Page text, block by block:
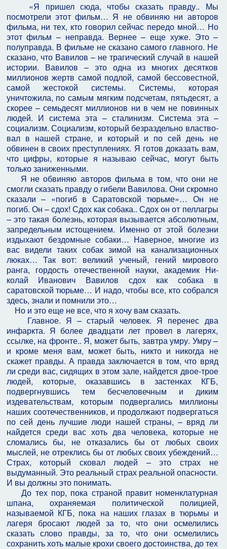
«Я пришел сюда, чтобы сказать правду.. Мы
посмотрели этот фильм… Я не обвиняю ни авторов
фильма, ни тех, кто говорил сейчас передо мной… Но
этот фильм – неправда. Вернее – еще хуже. Это –
полуправда. В филь­ме не сказано самого главного. Не
сказано, что Вавилов – не трагический случай в нашей
истории. Вавилов – это одна из многих десятков
миллионов жертв самой подлой, самой бессовестной,
самой жестокой системы. Системы, которая
уничтожила, по самым мягким подсчетам, пятьдесят, а
скорее – семьдесят миллионов ни в чем не повинных
людей. И система эта – стали­низм. Система эта –
социализм. Социализм, который безраздельно властво­
вал в нашей стране, и который и по сей день не
обвинен в своих преступле­ниях. Я готов доказать вам,
что цифры, которые я называю сейчас, могут быть
только заниженными.
Я не обвиняю авторов фильма в том, что они не
смогли сказать прав­ду о гибели Вавилова. Они скромно
сказали – «погиб в Саратовской тюрь­ме»… Он не
погиб. Он – сдох! Сдох как собака.. Сдох он от пеллагры
– это такая болезнь, которая вызывается абсолютным,
запредельным истощением. Именно от этой болезни
издыхают бездомные собаки… Наверное, многие из
вас видели таких собак зимой на канализационных
люках… Так вот: великий ученый, гений мирового
ранга, гордость отечественной науки, академик Ни­
колай Иванович Вавилов сдох как собака в
саратовской тюрьме… И надо, чтобы все, кто собрался
здесь, знали и помнили это…
Но и это еще не все, что я хочу вам сказать.
Главное. Я – старый человек. Я перенес два
инфаркта. Я более два­дцати лет провел в лагерях,
ссылке, на фронте.. Я, может быть, завтра умру. Умру –
и кроме меня вам, может быть, никто и никогда не
скажет правды. А правда заключается в том, что вряд
ли среди вас, сидящих в этом зале, най­дется двое-трое
людей, которые, оказавшись в застенках КГБ,
подвергнув­шись тем бесчеловечным и диким
издевательствам, которым подвергались миллионы
наших соотечественников, и продолжают подвергаться
по сей день лучшие люди нашей страны, – вряд ли
найдется среди вас хоть два человека, которые не
сломались бы, не отказались бы от любых своих
мыслей, не отреклись бы от любых своих убеждений…
Страх, который сковал людей – это страх не
выдуманный. Это реальный страх реальной опасности.
И вы долж­ны это понимать.
До тех пор, пока страной правит номенклатурная
шпана, охраняемая политической полицией,
называемой КГБ, пока на наших глазах в тюрьмы и
лагеря бросают людей за то, что они осмелились
сказать слово правды, за то, что они осмелились
сохранить хоть малые крохи своего достоинства, до тех